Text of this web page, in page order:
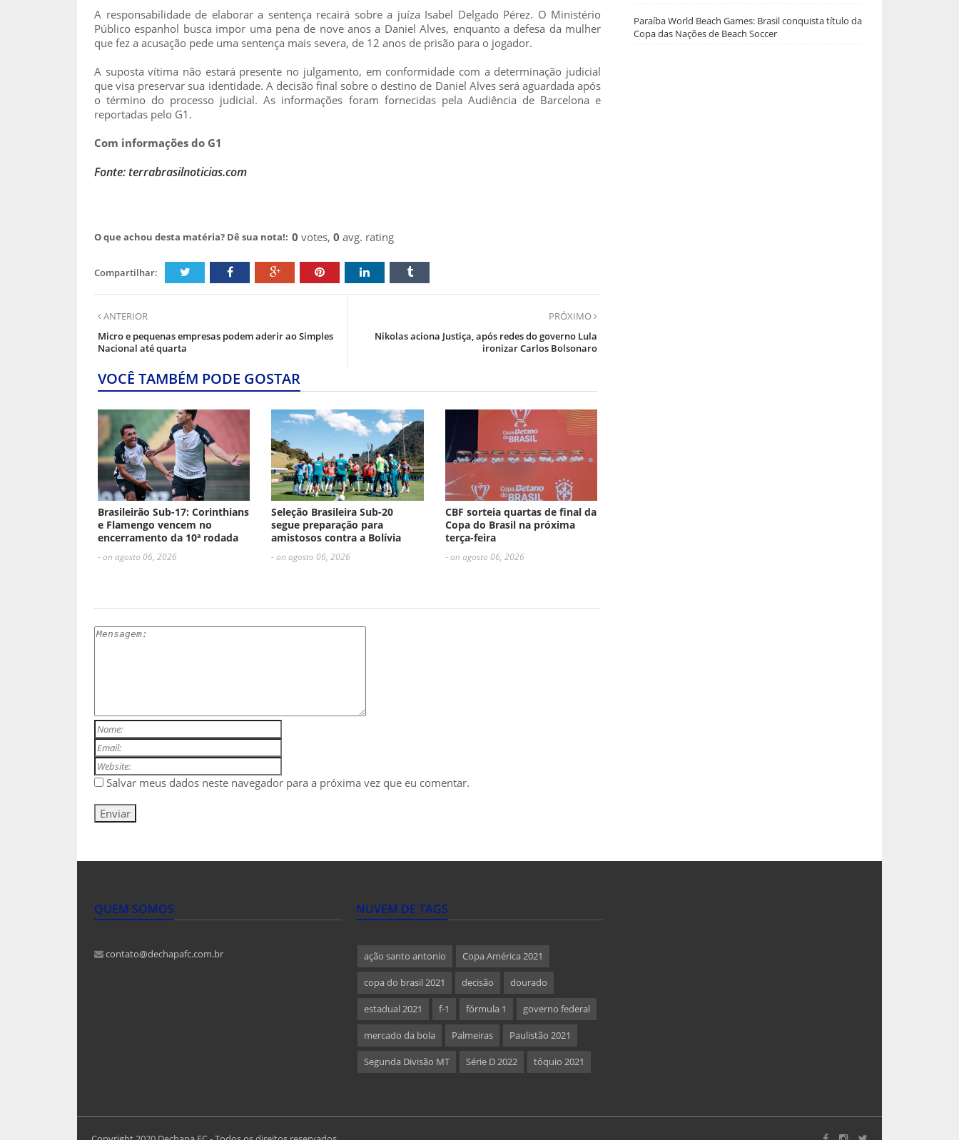
A responsabilidade de elaborar a sentença recairá sobre a juíza Isabel Delgado Pérez. O Ministério
Público espanhol busca impor uma pena de nove anos a Daniel Alves, enquanto a defesa da mulher
que fez a acusação pede uma sentença mais severa, de 12 anos de prisão para o jogador.
A suposta vítima não estará presente no julgamento, em conformidade com a determinação judicial
que visa preservar sua identidade. A decisão final sobre o destino de Daniel Alves será aguardada após
o término do processo judicial. As informações foram fornecidas pela Audiência de Barcelona e
reportadas pelo G1.
Com informações do G1
Fonte: terrabrasilnoticias.com
O que achou desta matéria? Dê sua nota!: 0 votes, 0 avg. rating
Compartilhar:
ANTERIOR
Micro e pequenas empresas podem aderir ao Simples
Nacional até quarta
PRÓXIMO
Nikolas aciona Justiça, após redes do governo Lula
ironizar Carlos Bolsonaro
VOCÊ TAMBÉM PODE GOSTAR
Brasileirão Sub-17: Corinthians
e Flamengo vencem no
encerramento da 10ª rodada
- on agosto 06, 2026
Seleção Brasileira Sub-20
segue preparação para
amistosos contra a Bolívia
- on agosto 06, 2026
CBF sorteia quartas de final da
Copa do Brasil na próxima
terça-feira
- on agosto 06, 2026
Salvar meus dados neste navegador para a próxima vez que eu comentar.
Paraíba World Beach Games: Brasil conquista título da
Copa das Nações de Beach Soccer
QUEM SOMOS
contato@dechapafc.com.br
NUVEM DE TAGS
ação santo antonio Copa América 2021
copa do brasil 2021 decisão dourado
estadual 2021 f-1 fórmula 1 governo federal
mercado da bola Palmeiras Paulistão 2021
Segunda Divisão MT Série D 2022 tóquio 2021